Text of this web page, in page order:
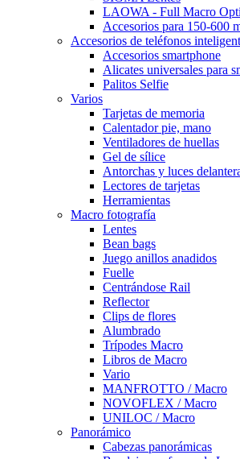
LAOWA - Full Macro
Accesorios para 150-600
Accesorios de teléfonos
Accesorios smartphone
Alicates universales para
Palitos Selfie
Varios
Tarjetas de memoria
Calentador pie, mano
Ventiladores de huellas
Gel de sílice
Antorchas y luces
Lectores de tarjetas
Herramientas
Macro fotografía
Lentes
Bean bags
Juego anillos anadidos
Fuelle
Centrándose Rail
Reflector
Clips de flores
Alumbrado
Trípodes Macro
Libros de Macro
Vario
MANFROTTO / Macro
NOVOFLEX / Macro
UNILOC / Macro
Panorámico
Cabezas panorámicas